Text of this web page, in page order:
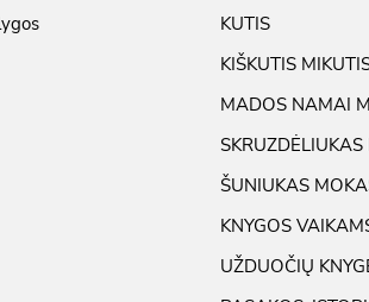
KUTIS
KIŠKUTIS
MADOS NAMAI
ŠUNIUKAS
KNYGOS
UŽDUOČIŲ